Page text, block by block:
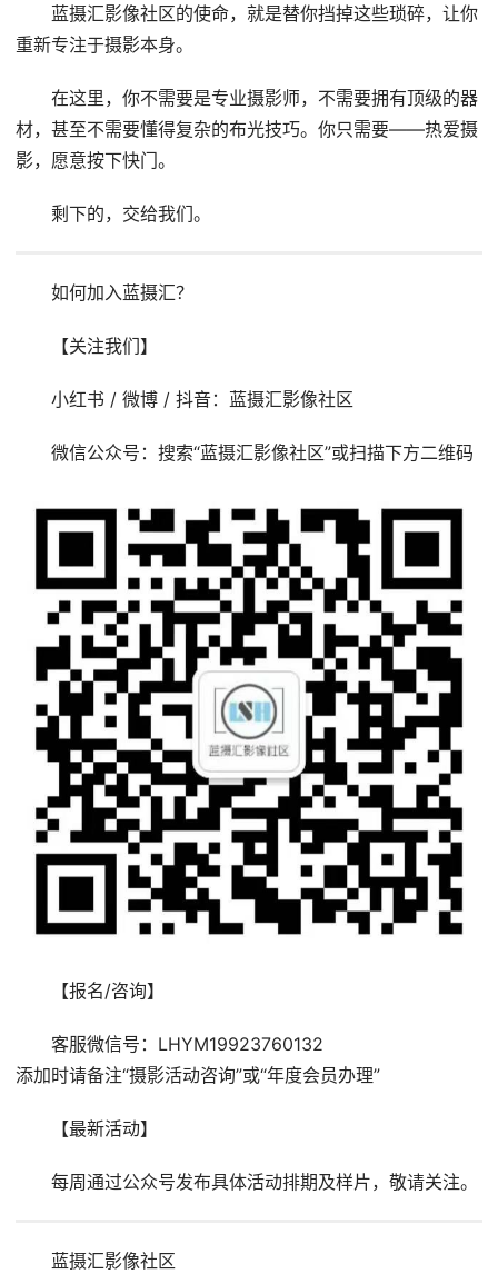
蓝摄汇影像社区的使命，就是替你挡掉这些琐碎，让你
重新专注于摄影本身。
在这里，你不需要是专业摄影师，不需要拥有顶级的器
材，甚至不需要懂得复杂的布光技巧。你只需要——热爱摄
影，愿意按下快门。
剩下的，交给我们。
如何加入蓝摄汇？
【关注我们】
小红书 / 微博 / 抖音：蓝摄汇影像社区
微信公众号：搜索“蓝摄汇影像社区”或扫描下方二维码
【报名/咨询】
客服微信号：LHYM19923760132
添加时请备注“摄影活动咨询”或“年度会员办理”
【最新活动】
每周通过公众号发布具体活动排期及样片，敬请关注。
蓝摄汇影像社区